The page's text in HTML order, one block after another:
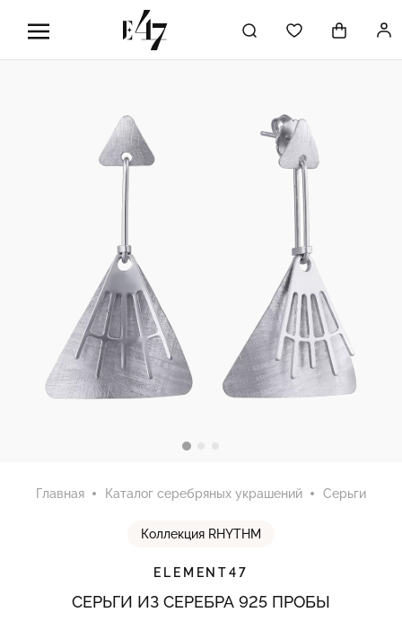
Главная Каталог серебряных украшений Серьги
Коллекция RHYTHM
ELEMENT47
СЕРЬГИ ИЗ СЕРЕБРА 925 ПРОБЫ